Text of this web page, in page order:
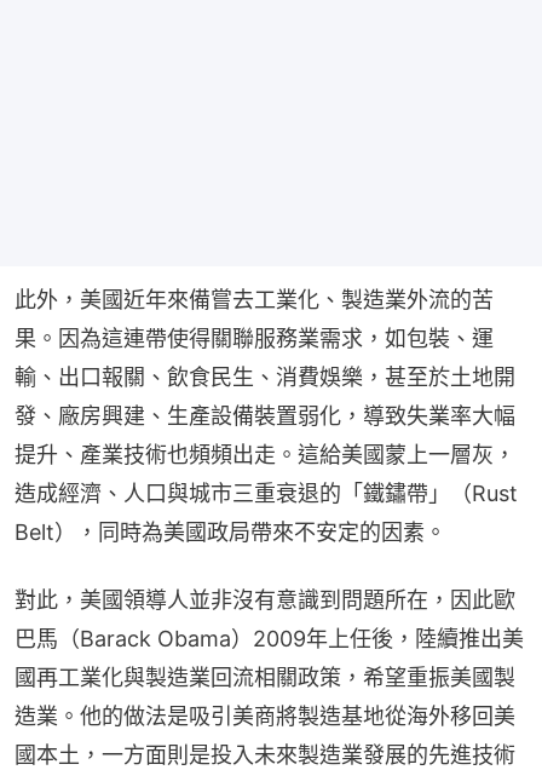
此外，美國近年來備嘗去工業化、製造業外流的苦
果。因為這連帶使得關聯服務業需求，如包裝、運
輸、出口報關、飲食民生、消費娛樂，甚至於土地開
發、廠房興建、生產設備裝置弱化，導致失業率大幅
提升、產業技術也頻頻出走。這給美國蒙上一層灰，
造成經濟、人口與城市三重衰退的「鐵鏽帶」（Rust
Belt），同時為美國政局帶來不安定的因素。
對此，美國領導人並非沒有意識到問題所在，因此歐
巴馬（Barack Obama）2009年上任後，陸續推出美
國再工業化與製造業回流相關政策，希望重振美國製
造業。他的做法是吸引美商將製造基地從海外移回美
國本土，一方面則是投入未來製造業發展的先進技術